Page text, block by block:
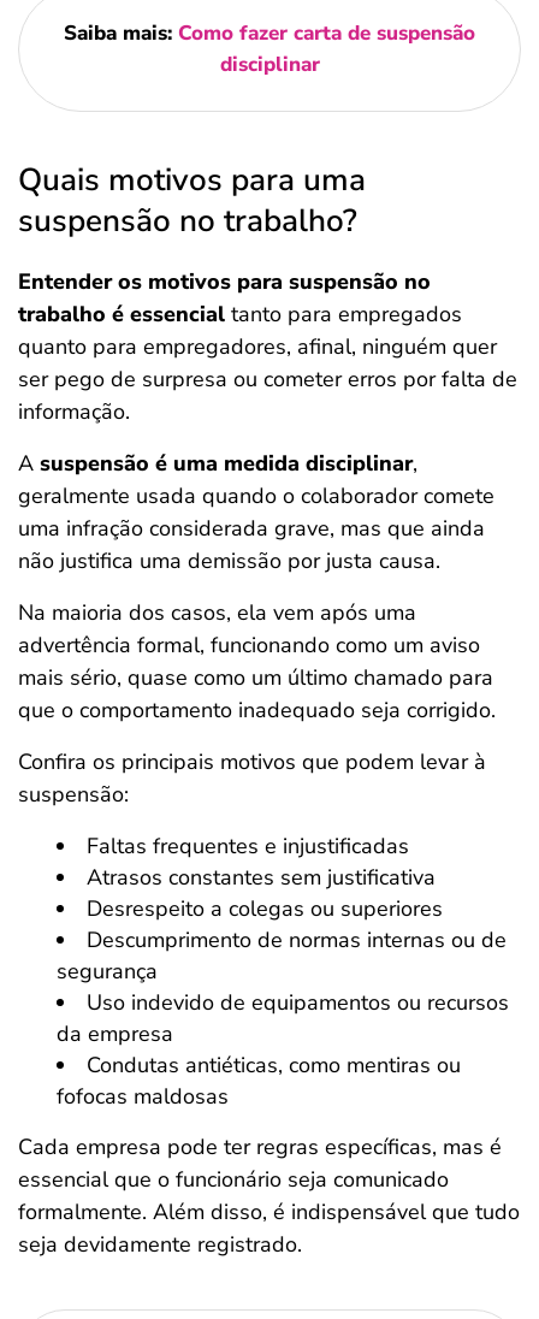
Saiba mais: Como fazer carta de suspensão
disciplinar
Quais motivos para uma
suspensão no trabalho?
Entender os motivos para suspensão no
trabalho é essencial tanto para empregados
quanto para empregadores, afinal, ninguém quer
ser pego de surpresa ou cometer erros por falta de
informação.
A suspensão é uma medida disciplinar,
geralmente usada quando o colaborador comete
uma infração considerada grave, mas que ainda
não justifica uma demissão por justa causa.
Na maioria dos casos, ela vem após uma
advertência formal, funcionando como um aviso
mais sério, quase como um último chamado para
que o comportamento inadequado seja corrigido.
Confira os principais motivos que podem levar à
suspensão:
Faltas frequentes e injustificadas
Atrasos constantes sem justificativa
Desrespeito a colegas ou superiores
Descumprimento de normas internas ou de
segurança
Uso indevido de equipamentos ou recursos
da empresa
Condutas antiéticas, como mentiras ou
fofocas maldosas
Cada empresa pode ter regras específicas, mas é
essencial que o funcionário seja comunicado
formalmente. Além disso, é indispensável que tudo
seja devidamente registrado.